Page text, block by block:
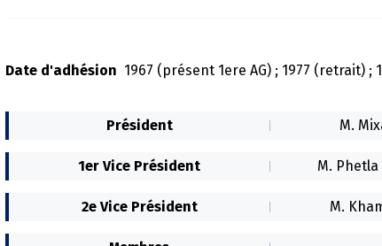
Date d'adhésion 1967 (présent 1ere AG) ; 1977 (retrait) ;
Président M.
1er Vice Président M.
2e Vice Président M.